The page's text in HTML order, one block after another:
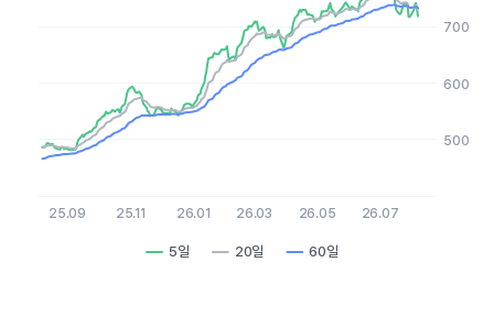
The chart has 1 X axis displaying Time. Data ranges from
The chart has 1 Y axis displaying values. Data ranges from
5일 20일 60일
25.09 25.11 26.01 26.03 26.05 26.07
500
600
700